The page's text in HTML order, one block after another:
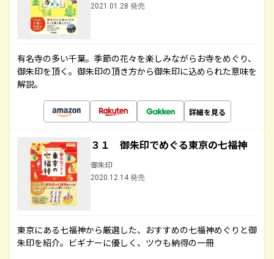
2021.01.28 発売
有名寺の多い千葉。季節の花々を楽しみながらお寺をめぐり、
御朱印を頂く。御朱印の頂き方から御朱印に込められた意味を
解説。
詳細を見る
３１ 御朱印でめぐる東京の七福神
御朱印
2020.12.14 発売
東京にある七福神から厳選した、おすすめの七福神めぐりと御
朱印を紹介。ビギナーに優しく、ツウも納得の一冊